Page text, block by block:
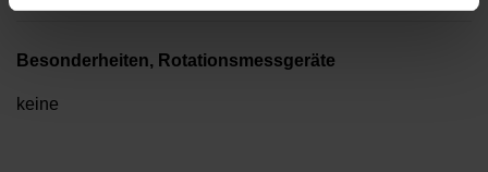
Besonderheiten, Rotationsmessgeräte
keine